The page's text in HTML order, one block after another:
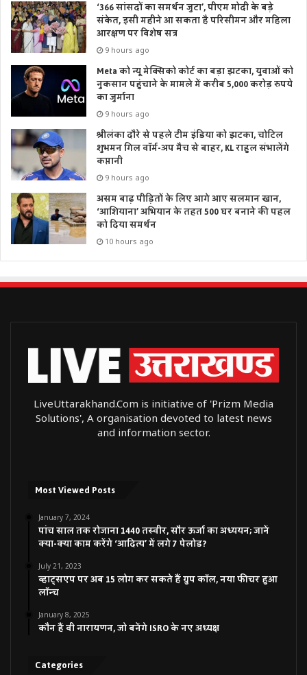
‘366 सांसदों का समर्थन जुटा’, पीएम मोदी के बड़े
संकेत, इसी महीने आ सकता है परिसीमन और महिला
आरक्षण पर विशेष सत्र
9 hours ago
Meta को न्यू मेक्सिको कोर्ट का बड़ा झटका, युवाओं को
नुकसान पहुंचाने के मामले में करीब 5,000 करोड़ रुपये
का जुर्माना
9 hours ago
श्रीलंका दौरे से पहले टीम इंडिया को झटका, चोटिल
शुभमन गिल वॉर्म-अप मैच से बाहर, KL राहुल संभालेंगे
कप्तानी
9 hours ago
असम बाढ़ पीड़ितों के लिए आगे आए सलमान खान,
‘आशियाना’ अभियान के तहत 500 घर बनाने की पहल
को दिया समर्थन
10 hours ago
LiveUttarakhand.Com is initiative of 'Prizm Media
Solutions', A organisation devoted to latest news
and information sector.
Most Viewed Posts
January 7, 2024
पांच साल तक रोजाना 1440 तस्वीर, सौर ऊर्जा का अध्ययन; जानें
क्या-क्या काम करेंगे ‘आदित्य’ में लगे 7 पेलोड?
July 21, 2023
व्हाट्सएप पर अब 15 लोग कर सकते हैं ग्रुप कॉल, नया फीचर हुआ
लॉन्च
January 8, 2025
कौन हैं वी नारायणन, जो बनेंगे ISRO के नए अध्यक्ष
Categories